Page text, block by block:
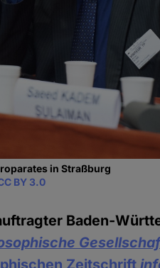
in Straßburg
BY 3.0
Baden-